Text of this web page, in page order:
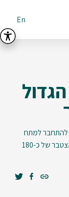
En
להתחבר למתח
עליון ממלוא פרויקט "הדרי שאן" שיהיה בהספק מצטבר של כ-180